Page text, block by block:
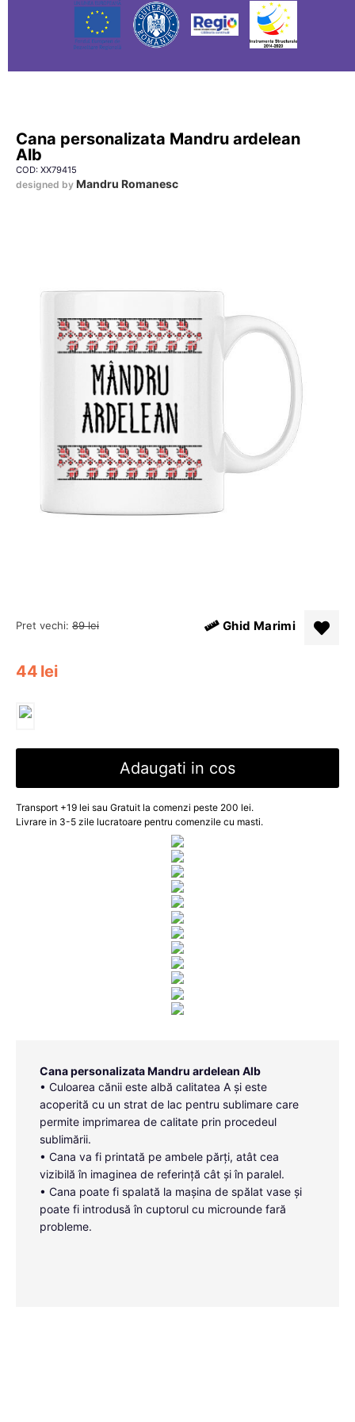
Cana personalizata Mandru ardelean
Alb
COD: XX79415
designed by Mandru Romanesc
Pret vechi: 89 lei
44 lei
Ghid Marimi
Adaugati in cos
Transport +19 lei sau Gratuit la comenzi peste 200 lei.
Livrare in 3-5 zile lucratoare pentru comenzile cu masti.
Cana personalizata Mandru ardelean Alb
• Culoarea cănii este albă calitatea A și este
acoperită cu un strat de lac pentru sublimare care
permite imprimarea de calitate prin procedeul
sublimării.
• Cana va fi printată pe ambele părți, atât cea
vizibilă în imaginea de referință cât și în paralel.
• Cana poate fi spalată la mașina de spălat vase și
poate fi introdusă în cuptorul cu microunde fară
probleme.